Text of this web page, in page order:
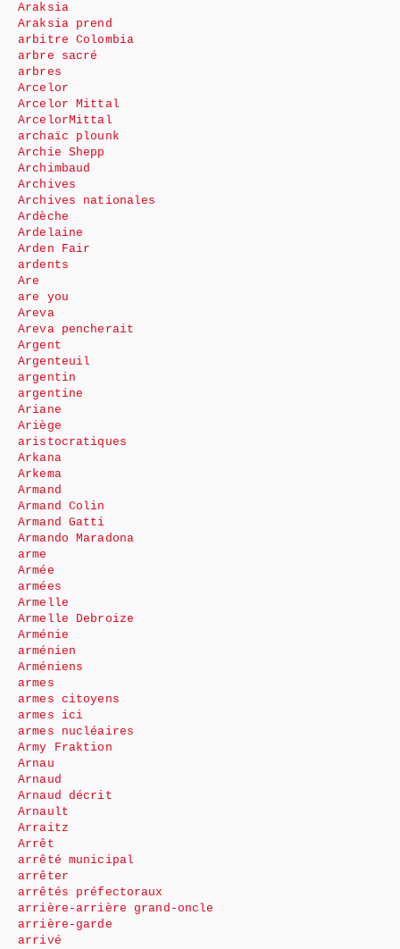
Araksia
Araksia prend
arbitre Colombia
arbre sacré
arbres
Arcelor
Arcelor Mittal
ArcelorMittal
archaïc plounk
Archie Shepp
Archimbaud
Archives
Archives nationales
Ardèche
Ardelaine
Arden Fair
ardents
Are
are you
Areva
Areva pencherait
Argent
Argenteuil
argentin
argentine
Ariane
Ariège
aristocratiques
Arkana
Arkema
Armand
Armand Colin
Armand Gatti
Armando Maradona
arme
Armée
armées
Armelle
Armelle Debroize
Arménie
arménien
Arméniens
armes
armes citoyens
armes ici
armes nucléaires
Army Fraktion
Arnau
Arnaud
Arnaud décrit
Arnault
Arraitz
Arrêt
arrêté municipal
arrêter
arrêtés préfectoraux
arrière-arrière grand-oncle
arrière-garde
arrivé